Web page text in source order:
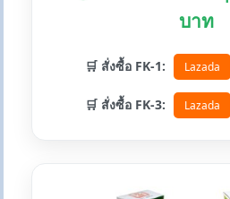
บาท
🛒 สั่งซื้อ FK-1: Lazada
🛒 สั่งซื้อ FK-3: Lazada